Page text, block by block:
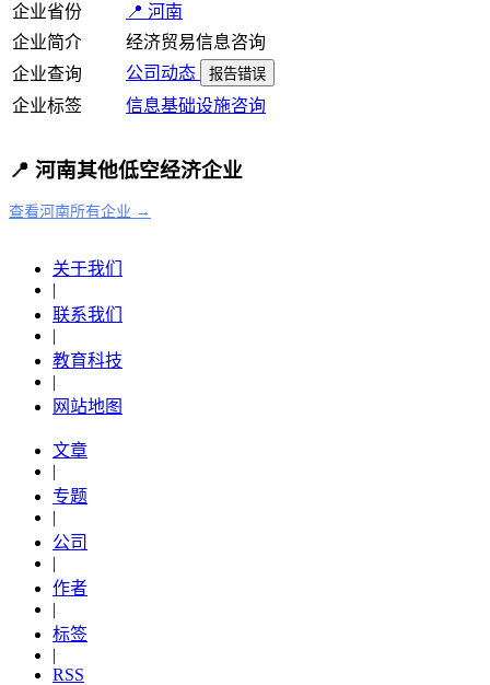
企业省份
📍 河南
企业简介
经济贸易信息咨询
企业查询
公司动态 报告错误
企业标签 信息基础设施咨询
📍 河南其他低空经济企业
查看河南所有企业 →
关于我们
|
联系我们
|
教育科技
|
网站地图
文章
|
专题
|
公司
|
作者
|
标签
|
RSS